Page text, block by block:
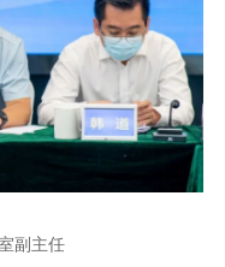
副主任